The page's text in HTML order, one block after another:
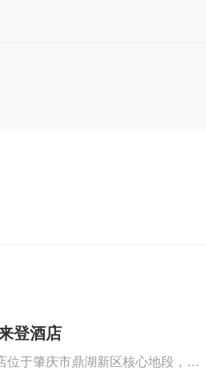
登酒店
位于肇庆市鼎湖新区核心地段，与